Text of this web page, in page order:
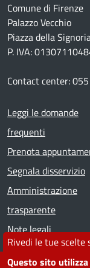
Rivedi le tue scelte
Questo sito
Comune di Firenze
Palazzo Vecchio
Piazza della
P. IVA:
Contact center:
Footer
Leggi le domande
frequenti
Prenota
Segnala disservizio
Amministrazione
trasparente
Note legali
SEGUICI SU